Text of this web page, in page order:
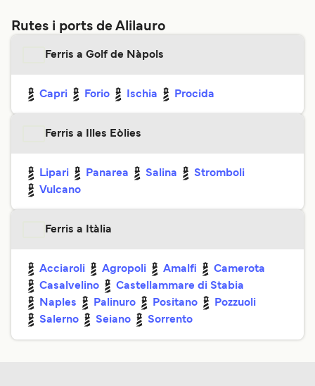
Rutes i ports de Alilauro
Ferris a Golf de Nàpols
Capri Forio Ischia Procida
Ferris a Illes Eòlies
Lipari Panarea Salina
Stromboli
Vulcano
Ferris a Itàlia
Acciaroli Agropoli Amalfi
Camerota
Casalvelino
Castellammare di Stabia
Naples
Palinuro Positano
Pozzuoli
Salerno
Seiano Sorrento